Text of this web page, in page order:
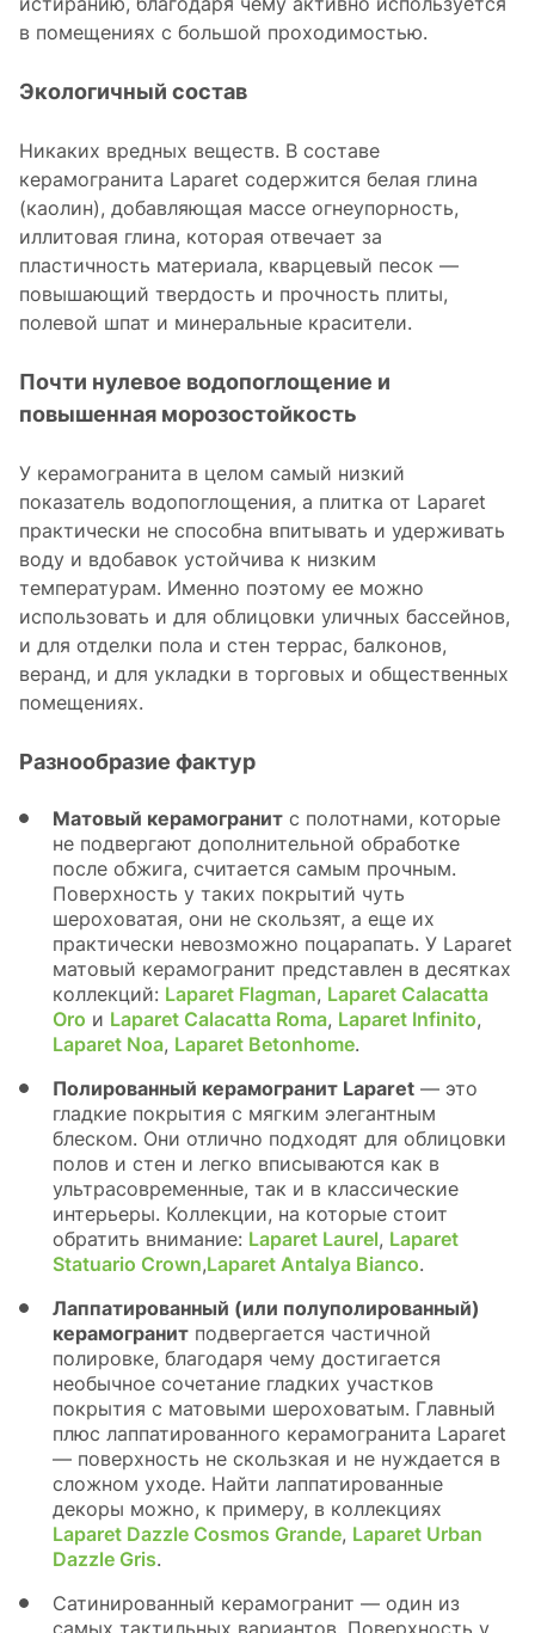
в помещениях с большой проходимостью.
Экологичный состав
Никаких вредных веществ. В составе
керамогранита Laparet содержится белая глина
(каолин), добавляющая массе огнеупорность,
иллитовая глина, которая отвечает за
пластичность материала, кварцевый песок —
повышающий твердость и прочность плиты,
полевой шпат и минеральные красители.
Почти нулевое водопоглощение и
повышенная морозостойкость
У керамогранита в целом самый низкий
показатель водопоглощения, а плитка от Laparet
практически не способна впитывать и удерживать
воду и вдобавок устойчива к низким
температурам. Именно поэтому ее можно
использовать и для облицовки уличных бассейнов,
и для отделки пола и стен террас, балконов,
веранд, и для укладки в торговых и общественных
помещениях.
Разнообразие фактур
Матовый керамогранит c полотнами, которые
не подвергают дополнительной обработке
после обжига, считается самым прочным.
Поверхность у таких покрытий чуть
шероховатая, они не скользят, а еще их
практически невозможно поцарапать. У Laparet
матовый керамогранит представлен в десятках
коллекций: Laparet Flagman, Laparet Calacatta
Oro и Laparet Calacatta Romа, Laparet Infinito,
Laparet Noa, Laparet Betonhome.
Полированный керамогранит Laparet — это
гладкие покрытия с мягким элегантным
блеском. Они отлично подходят для облицовки
полов и стен и легко вписываются как в
ультрасовременные, так и в классические
интерьеры. Коллекции, на которые стоит
обратить внимание: Laparet Laurel, Laparet
Statuario Crown,Laparet Antalya Bianco.
Лаппатированный (или полуполированный)
керамогранит подвергается частичной
полировке, благодаря чему достигается
необычное сочетание гладких участков
покрытия с матовыми шероховатым. Главный
плюс лаппатированного керамогранита Laparet
— поверхность не скользкая и не нуждается в
сложном уходе. Найти лаппатированные
декоры можно, к примеру, в коллекциях
Laparet Dazzle Cosmos Grande, Laparet Urban
Dazzle Gris.
Сатинированный керамогранит — один из
самых тактильных вариантов. Поверхность у